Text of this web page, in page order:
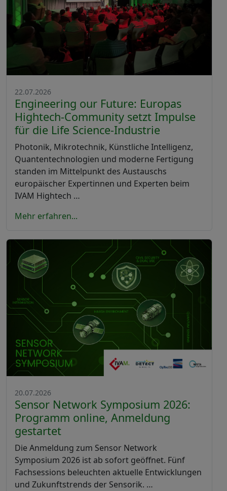
22.07.2026
Engineering our Future: Europas
Hightech-Community setzt Impulse
für die Life Science-Industrie
Photonik, Mikrotechnik, Künstliche Intelligenz,
Quantentechnologien und moderne Fertigung
standen im Mittelpunkt des Austauschs
europäischer Expertinnen und Experten beim
IVAM Hightech …
Mehr erfahren...
20.07.2026
Sensor Network Symposium 2026:
Programm online, Anmeldung
gestartet
Die Anmeldung zum Sensor Network
Symposium 2026 ist ab sofort geöffnet. Fünf
Fachsessions beleuchten aktuelle Entwicklungen
und Zukunftstrends der Sensorik. …